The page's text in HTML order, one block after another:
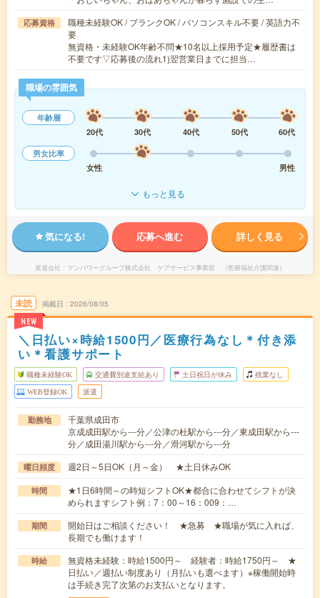
応募資格
職種未経験OK / ブランクOK / パソコンスキル不要 / 英語力不
要
無資格・未経験OK年齢不問★10名以上採用予定★履歴書は
不要です▽応募後の流れ1)翌営業日までに担当…
職場の雰囲気
年齢層
20代
30代 40代 50代
60代
男女比率
女性
男性
もっと見る
気になる! 応募へ進む 詳しく見る
派遣会社 マンパワーグループ株式会社 ケアサービス事業部 （医療福祉介護関連）
未読
NEW
掲載日 2026/08/05
＼日払い×時給1500円／医療行為なし＊付き添
い＊看護サポート
職種未経験OK 交通費別途支給あり 土日祝日が休み 残業なし
WEB登録OK 派遣
勤務地
千葉県成田市
京成成田駅から---分／公津の杜駅から---分／東成田駅から---
分／成田湯川駅から---分／滑河駅から---分
曜日頻度 週2日～5日OK（月～金） ★土日休みOK
時間
★1日6時間～の時短シフトOK★都合に合わせてシフトが決
められますシフト例：7：00～16：009：…
期間
開始日はご相談ください！ ★急募 ★職場が気に入れば、
長期でも働けます！
時給
無資格未経験：時給1500円～ 経験者：時給1750円～ ★
日払い／週払い制度あり（月払いも選べます）※稼働開始時
は手続き完了次第のお支払いとなります。